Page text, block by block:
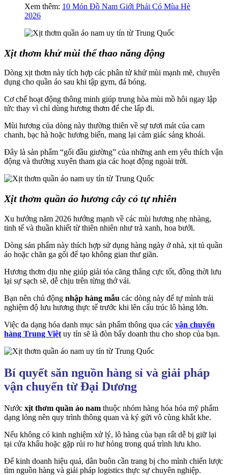
Xem thêm: 10 Món Đồ Nam Giới Phải Có Mùa Hè
2026
Xịt thơm khử mùi thể thao năng động
Dòng xịt thơm này tích hợp các phân tử khử mùi mạnh mẽ, chuyên
dụng cho quần áo sau khi tập gym, đá bóng.
Cơ chế hoạt động thông minh giúp trung hòa mùi mồ hôi ngay lập
tức thay vì chỉ dùng hương thơm để che lấp đi.
Mùi hương của dòng này thường thiên về sự tươi mát của cam
chanh, bạc hà hoặc hương biển, mang lại cảm giác sảng khoái.
Đây là sản phẩm “gối đầu giường” của những anh em yêu thích vận
động và thường xuyên tham gia các hoạt động ngoài trời.
Xịt thơm quần áo hương cây cỏ tự nhiên
Xu hướng năm 2026 hướng mạnh về các mùi hương nhẹ nhàng,
tinh tế và thuần khiết từ thiên nhiên như trà xanh, hoa bưởi.
Dòng sản phẩm này thích hợp sử dụng hàng ngày ở nhà, xịt tủ quần
áo hoặc chăn ga gối để tạo không gian thư giãn.
Hương thơm dịu nhẹ giúp giải tỏa căng thẳng cực tốt, đồng thời lưu
lại sự sạch sẽ, dễ chịu trên từng thớ vải.
Bạn nên chủ động nhập hàng mẫu các dòng này để tự mình trải
nghiệm độ lưu hương thực tế trước khi lên cấu trúc lô hàng lớn.
Việc đa dạng hóa danh mục sản phẩm thông qua các vận chuyển
hàng Trung Việt uy tín sẽ là đòn bẩy doanh thu cho shop của bạn.
Bí quyết săn nguồn hàng sỉ và giải pháp
vận chuyển từ Đại Dương
Nước xịt thơm quần áo nam thuộc nhóm hàng hóa hóa mỹ phẩm
dạng lỏng nên quy trình thông quan và ký gửi vô cùng khắt khe.
Nếu không có kinh nghiệm xử lý, lô hàng của bạn rất dễ bị giữ lại
tại cửa khẩu hoặc gặp rủi ro hư hỏng trong quá trình lưu kho.
Để kinh doanh hiệu quả, dân buôn cần trang bị cho mình chiến lược
tìm nguồn hàng và giải pháp logistics thực sự chuyên nghiệp.